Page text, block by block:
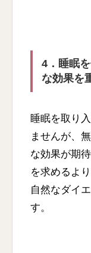
4．睡眠
な効果を
睡眠を取り
ませんが、
な効果が期
を求めるよ
自然なダイ
す。